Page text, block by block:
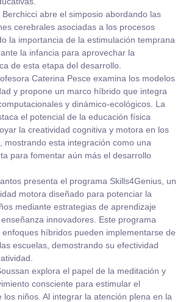
abre el simposio abordando las
cerebrales asociadas a los procesos
la importancia de la estimulación temprana
la infancia para aprovechar la
de esta etapa del desarrollo.
Caterina Pesce examina los modelos
y propone un marco híbrido que integra
y dinámico-ecológicos. La
el potencial de la educación física
la creatividad cognitiva y motora en los
mostrando esta integración como una
para fomentar aún más el desarrollo
presenta el programa Skills4Genius, un
motora diseñado para potenciar la
mediante estrategias de aprendizaje
innovadores. Este programa
híbridos pueden implementarse de
escuelas, demostrando su efectividad
explora el papel de la meditación y
consciente para estimular el
los niños. Al integrar la atención plena en la